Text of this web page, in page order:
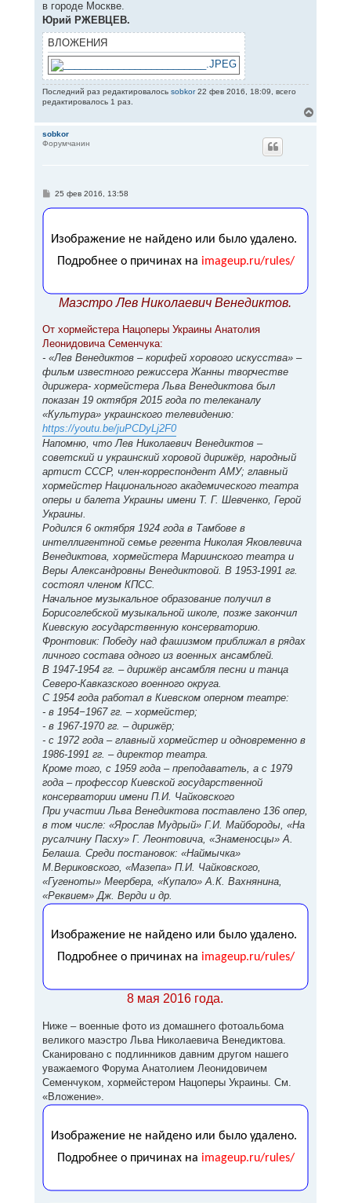
в городе Москве.
Юрий РЖЕВЦЕВ.
ВЛОЖЕНИЯ
Последний раз редактировалось sobkor22 фев 2016, 18:09, всего
редактировалось 1 раз.
е
sobkor
Форумчанин
С
о
е
25 фев 2016, 13:58
Маэстро Лев Николаевич Венедиктов.
От хормейстера Нацоперы Украины Анатолия
Леонидовича Семенчука:
- «Лев Венедиктов – корифей хорового искусства» –
фильм известного режиссера Жанны творчестве
дирижера- хормейстера Льва Венедиктова был
показан 19 октября 2015 года по телеканалу
«Культура» украинского телевидению:
https://youtu.be/juPCDyLj2F0
Напомню, что Лев Николаевич Венедиктов –
советский и украинский хоровой дирижёр, народный
артист СССР, член-корреспондент АМУ; главный
хормейстер Национального академического театра
оперы и балета Украины имени Т. Г. Шевченко, Герой
Украины.
Родился 6 октября 1924 года в Тамбове в
интеллигентной семье регента Николая Яковлевича
Венедиктова, хормейстера Мариинского театра и
Веры Александровны Венедиктовой. В 1953-1991 гг.
состоял членом КПСС.
Начальное музыкальное образование получил в
Борисоглебской музыкальной школе, позже закончил
Киевскую государственную консерваторию.
Фронтовик: Победу над фашизмом приближал в рядах
личного состава одного из военных ансамблей.
В 1947-1954 гг. – дирижёр ансамбля песни и танца
Северо-Кавказского военного округа.
С 1954 года работал в Киевском оперном театре:
- в 1954−1967 гг. – хормейстер;
- в 1967-1970 гг. – дирижёр;
- с 1972 года – главный хормейстер и одновременно в
1986-1991 гг. – директор театра.
Кроме того, с 1959 года – преподаватель, а с 1979
года – профессор Киевской государственной
консерватории имени П.И. Чайковского
При участии Льва Венедиктова поставлено 136 опер,
в том числе: «Ярослав Мудрый» Г.И. Майбороды, «На
русалчину Пасху» Г. Леонтовича, «Знаменосцы» А.
Белаша. Среди постановок: «Наймычка»
М.Вериковского, «Мазепа» П.И. Чайковского,
«Гугеноты» Меербера, «Купало» А.К. Вахнянина,
«Реквием» Дж. Верди и др.
8 мая 2016 года.
Ниже – военные фото из домашнего фотоальбома
великого маэстро Льва Николаевича Венедиктова.
Сканировано с подлинников давним другом нашего
уважаемого Форума Анатолием Леонидовичем
Семенчуком, хормейстером Нацоперы Украины. См.
«Вложение».